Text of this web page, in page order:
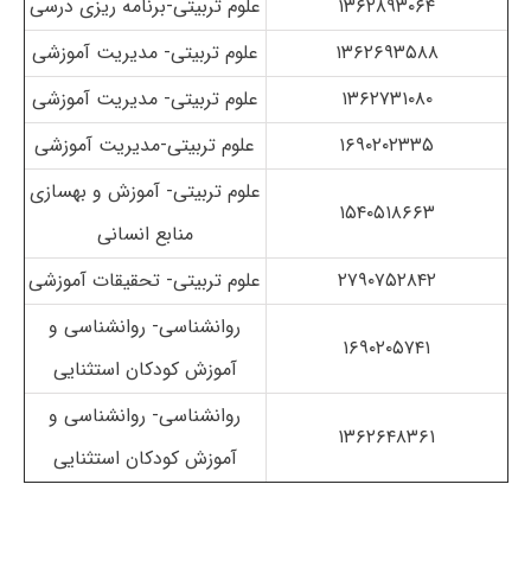
۱۳۶۲۸۹۳۰۶۴
علوم تربیتی-برنامه ریزی درسی
۱۳۶۲۶۹۳۵۸۸
علوم تربیتی- مدیریت آموزشی
۱۳۶۲۷۳۱۰۸۰
علوم تربیتی- مدیریت آموزشی
۱۶۹۰۲۰۲۳۳۵
علوم تربیتی-مدیریت آموزشی
۱۵۴۰۵۱۸۶۶۳
علوم تربیتی- آموزش و بهسازی
منابع انسانی
۲۷۹۰۷۵۲۸۴۲
علوم تربیتی- تحقیقات آموزشی
۱۶۹۰۲۰۵۷۴۱
روانشناسی- روانشناسی و
آموزش کودکان استثنایی
۱۳۶۲۶۴۸۳۶۱
روانشناسی- روانشناسی و
آموزش کودکان استثنایی